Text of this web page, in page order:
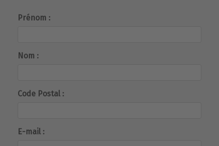
Prénom :
Nom :
Code Postal :
E-mail :